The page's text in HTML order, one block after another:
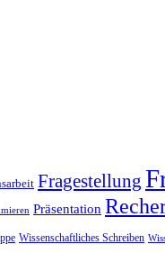
Fragestellung
Präsentation
Wissenschaftliches Schreiben